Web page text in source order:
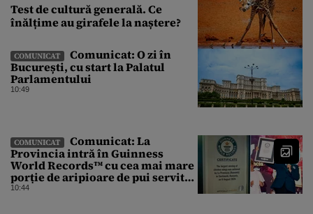
Test de cultură generală. Ce
înălțime au girafele la naștere?
COMUNICAT
Comunicat: O zi în
București, cu start la Palatul
Parlamentului
10:49
COMUNICAT
Comunicat: La
Provincia intră în Guinness
World Records™ cu cea mai mare
porție de aripioare de pui servită
la un eveniment
10:44